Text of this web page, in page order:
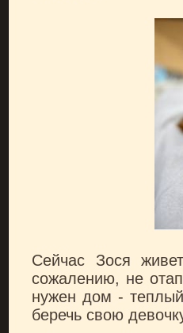
Сейчас Зося
сожалению, не
нужен дом -
беречь свою